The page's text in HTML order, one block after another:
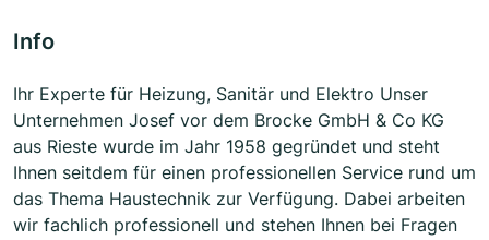
Info
Ihr Experte für Heizung, Sanitär und Elektro Unser
Unternehmen Josef vor dem Brocke GmbH & Co KG
aus Rieste wurde im Jahr 1958 gegründet und steht
Ihnen seitdem für einen professionellen Service rund um
das Thema Haustechnik zur Verfügung. Dabei arbeiten
wir fachlich professionell und stehen Ihnen bei Fragen